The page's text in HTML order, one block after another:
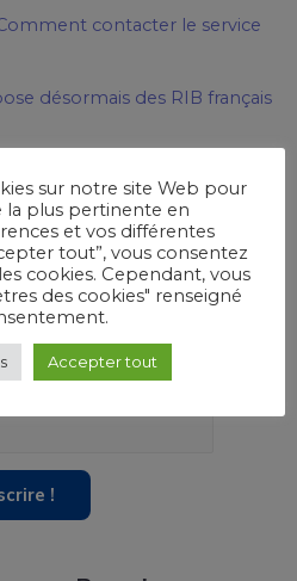
contacter le service
désormais des RIB français
chez Viabuy
newsletter !
sur notre site Web pour
la plus pertinente en
et vos différentes
tout”, vous consentez
cookies. Cependant, vous
des cookies" renseigné
Accepter tout